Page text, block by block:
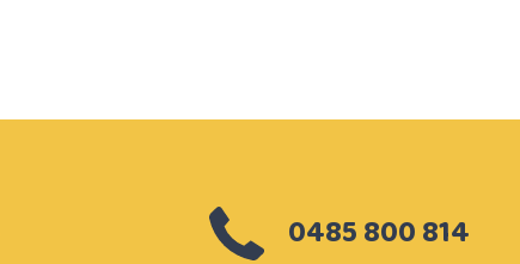
0485 800 814